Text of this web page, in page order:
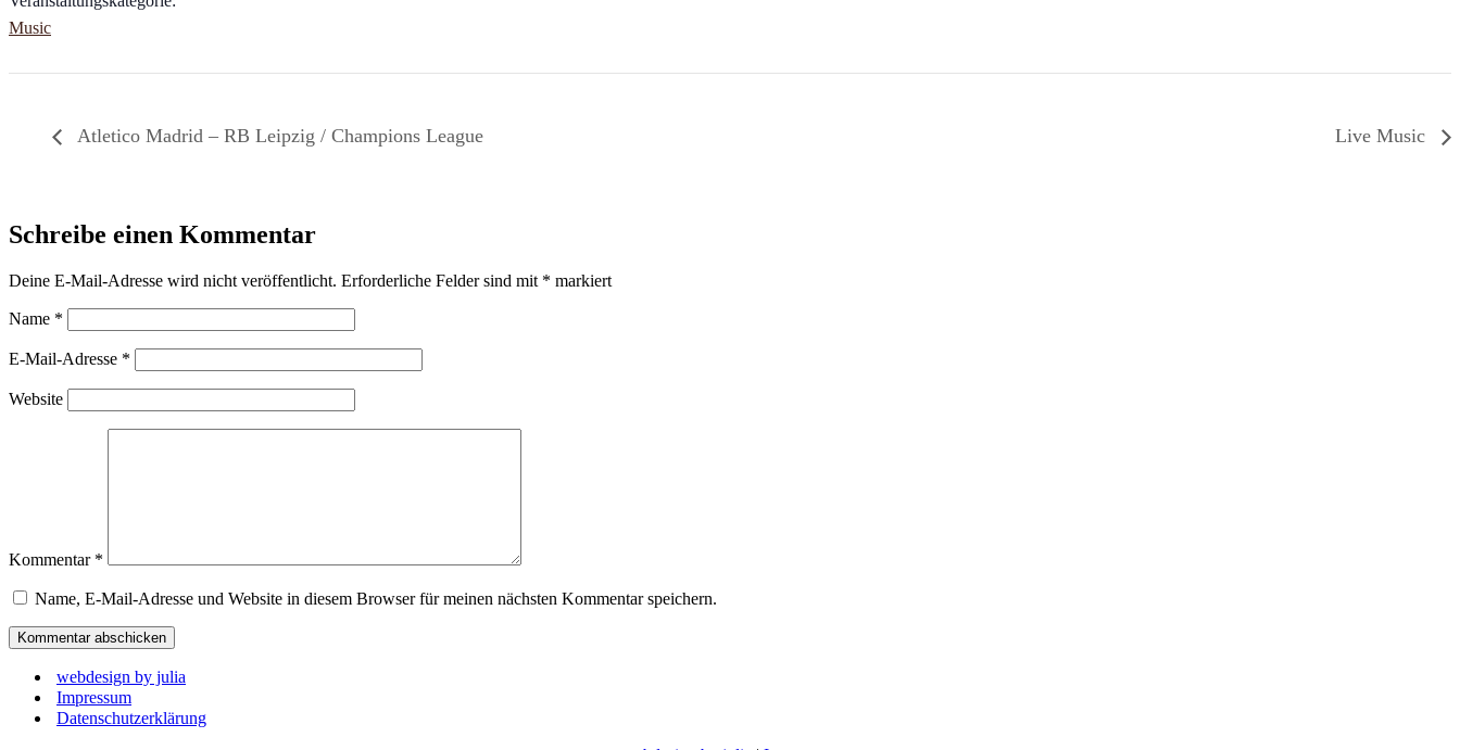
Music
Atletico Madrid – RB Leipzig / Champions League Live Music
Schreibe einen Kommentar
Deine E-Mail-Adresse wird nicht veröffentlicht. Erforderliche Felder sind mit * markiert
Name *
E-Mail-Adresse *
Website
Kommentar *
Name, E-Mail-Adresse und Website in diesem Browser für meinen nächsten Kommentar speichern.
webdesign by julia
Impressum
Datenschutzerklärung